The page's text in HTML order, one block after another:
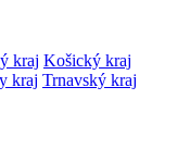
kraj Košický kraj
kraj Trnavský kraj